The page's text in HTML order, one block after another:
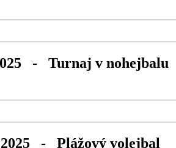
- Turnaj v nohejbalu
2025 - Plážový volejbal